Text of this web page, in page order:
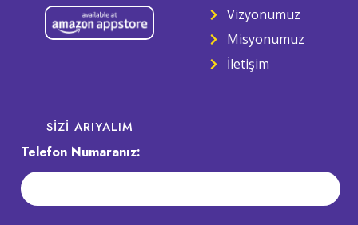
Vizyonumuz
Misyonumuz
İletişim
SIZI ARIYALIM
Telefon Numaranız: